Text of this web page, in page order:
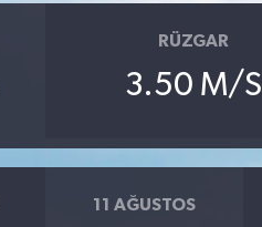
RÜZGAR
3.50 M/S
11 AĞUSTOS